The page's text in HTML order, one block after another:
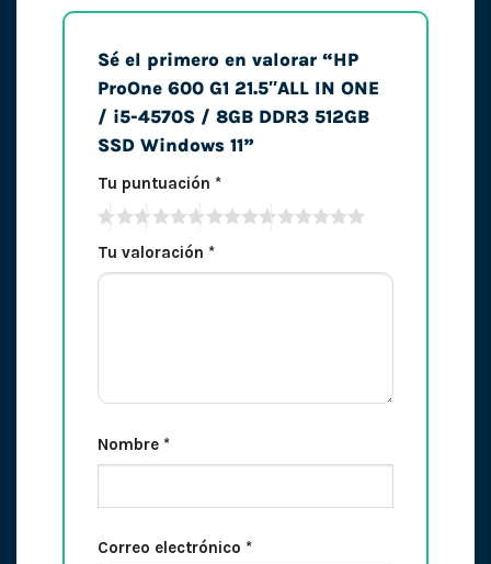
Sé el primero en valorar “HP
ProOne 600 G1 21.5″ALL IN ONE
/ i5-4570S / 8GB DDR3 512GB
SSD Windows 11”
Tu puntuación *
Tu valoración *
Nombre *
Correo electrónico *